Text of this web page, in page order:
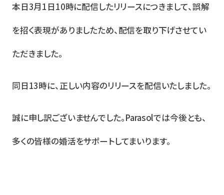
本日3月1日10時に配信したリリースにつきまして、誤解
を招く表現がありましたため、配信を取り下げさせてい
ただきました。
同日13時に、正しい内容のリリースを配信いたしました。
誠に申し訳ございませんでした。Parasolでは今後とも、
多くの皆様の婚活をサポートしてまいります。